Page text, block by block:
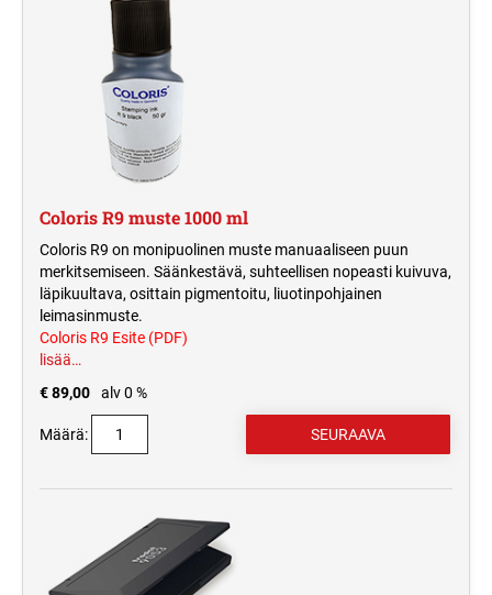
Coloris R9 muste 1000 ml
Coloris R9 on monipuolinen muste manuaaliseen puun
merkitsemiseen. Säänkestävä, suhteellisen nopeasti kuivuva,
läpikuultava, osittain pigmentoitu, liuotinpohjainen
leimasinmuste.
Coloris R9 Esite (PDF)
lisää…
€ 89,00
alv 0 %
Määrä: